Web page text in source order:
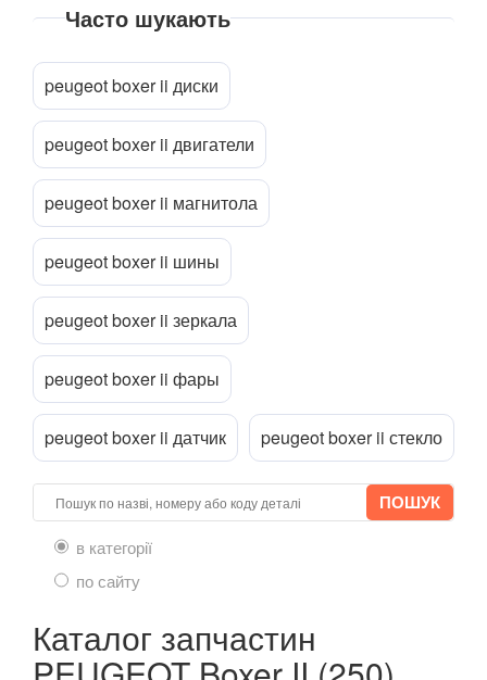
807 (E)
1007 (KM)
2008
3008
4007 (GP)
5008 I
5008 II
Bipper III (A, 225L)
Boxer II (250)
Expert II (VF3)
Partner II (B9)
RCZ
Traveller
PORSCHE
RENAULT
Прикріпити файл
Часто шукають
peugeot boxer ii диски
peugeot boxer ii двигатели
peugeot boxer ii магнитола
peugeot boxer ii шины
peugeot boxer ii зеркала
peugeot boxer ii фары
peugeot boxer ii датчик peugeot boxer ii стекло
в категорії
по сайту
Каталог запчастин